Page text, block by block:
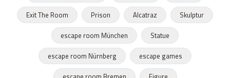
Exit The Room
Prison Alcatraz
Skulptur
escape room München
Statue
escape room Nürnberg
escape games